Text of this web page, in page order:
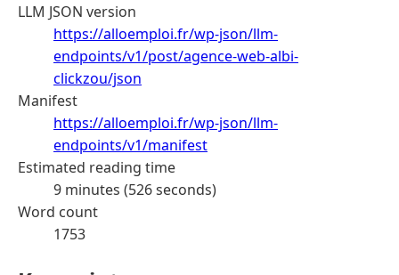
LLM JSON version
https://alloemploi.fr/wp-json/llm-
endpoints/v1/post/agence-web-albi-
clickzou/json
Manifest
https://alloemploi.fr/wp-json/llm-
endpoints/v1/manifest
Estimated reading time
9 minutes (526 seconds)
Word count
1753